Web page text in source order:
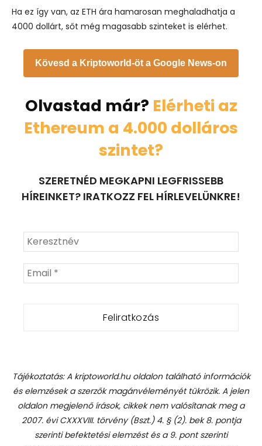
Ha ez így van, az ETH ára hamarosan meghaladhatja a
4000 dollárt, sőt még magasabb szinteket is elérhet.
Kövesd a Kriptoworld-öt a Google News-on
Olvastad már? Elérheti az
Ethereum a 4.000 dolláros
szintet?
SZERETNÉD MEGKAPNI LEGFRISSEBB
HÍREINKET? IRATKOZZ FEL HÍRLEVELÜNKRE!
Tájékoztatás: A kriptoworld.hu oldalon található információk
és elemzések a szerzők magánvéleményét tükrözik. A jelen
oldalon megjelenő írások, cikkek nem valósítanak meg a
2007. évi CXXXVIII. törvény (Bszt.) 4. § (2). bek 8. pontja
szerinti befektetési elemzést és a 9. pont szerinti